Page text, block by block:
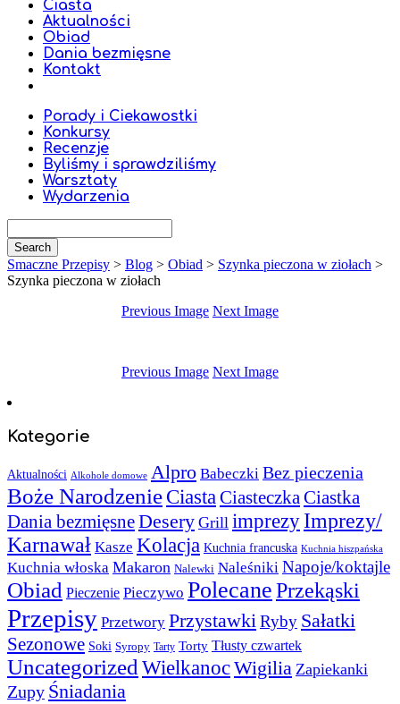
Ciasta
Aktualności
Obiad
Dania bezmięsne
Kontakt
Porady i Ciekawostki
Konkursy
Recenzje
Byliśmy i sprawdziliśmy
Warsztaty
Wydarzenia
Smaczne Przepisy > Blog > Obiad > Szynka pieczona w ziołach >
Szynka pieczona w ziołach
Previous Image Next Image
Previous Image Next Image
Kategorie
Aktualności Alkohole domowe Alpro Babeczki Bez pieczenia
Boże NarodzenieCiastaCiasteczkaCiastka
Dania bezmięsneDesery Grill imprezy Imprezy/
Karnawał Kasze Kolacja Kuchnia francuska Kuchnia hiszpańska
Kuchnia włoska Makaron Nalewki Naleśniki Napoje/koktajle
Obiad Pieczenie Pieczywo PolecanePrzekąski
Przepisy Przetwory PrzystawkiRyby Sałatki
Sezonowe Soki Syropy Tarty Torty Tłusty czwartek
UncategorizedWielkanocWigilia Zapiekanki
Zupy Śniadania